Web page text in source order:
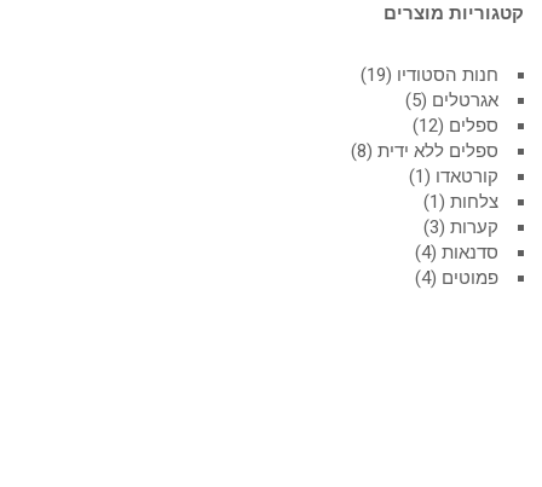
קטגוריות מוצרים
חנות הסטודיו
19
אגרטלים 5
ספלים 12
ספלים ללא ידית 8
קורטאדו
1
צלחות
1
קערות 3
סדנאות 4
פמוטים 4